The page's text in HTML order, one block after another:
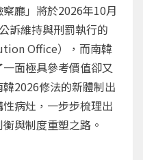
廳」將於2026年10月
訴維持與刑罰執行的
Office），而南韓
面極具參考價值卻又
2026修法的新體制出
病灶，一步步梳理出
與制度重塑之路。